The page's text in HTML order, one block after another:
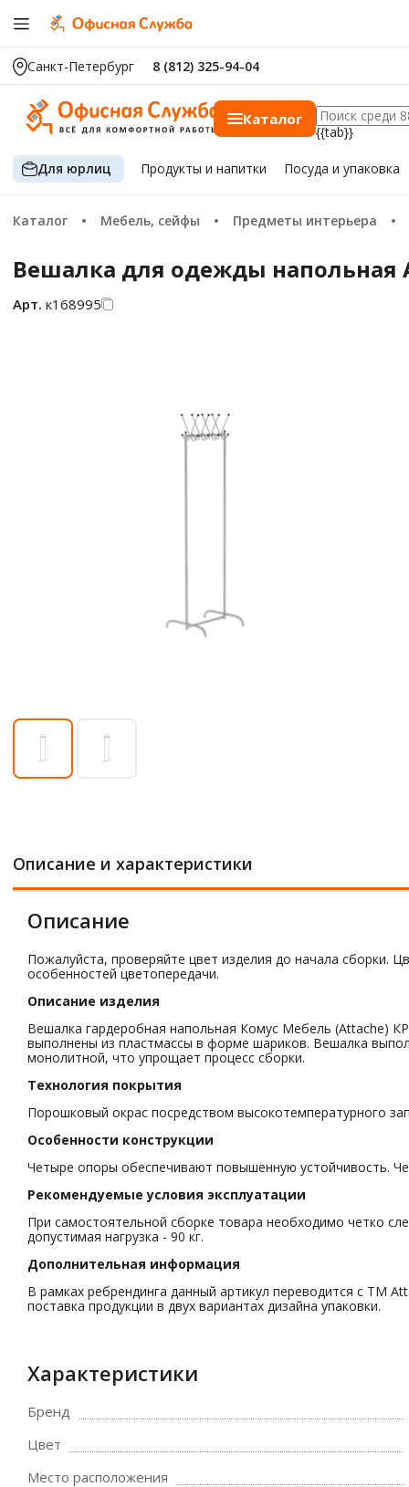
Санкт-Петербург 8 (812) 325-94-04
Каталог
{{tab}}
Для юрлиц Продуктыи напитки Посуда и упаковка
Каталог Мебель, сейфы Предметы интерьера
Вешалка для одежды напольная
Арт. к168995
Описание и характеристики
Описание
Пожалуйста, проверяйте цвет изделия до начала сборки.
особенностей цветопередачи.
Описание изделия
Вешалка гардеробная напольная Комус Мебель (Attache)
выполнены из пластмассы в форме шариков. Вешалка
монолитной, что упрощает процесс сборки.
Технология покрытия
Порошковый окрас посредством высокотемпературного
Особенности конструкции
Четыре опоры обеспечивают повышенную устойчивость.
Рекомендуемые условия эксплуатации
При самостоятельной сборке товара необходимо четко
допустимая нагрузка - 90 кг.
Дополнительная информация
В рамках ребрендинга данный артикул переводится с ТМ
поставка продукции в двух вариантах дизайна упаковки.
Характеристики
Бренд
Цвет
Место расположения